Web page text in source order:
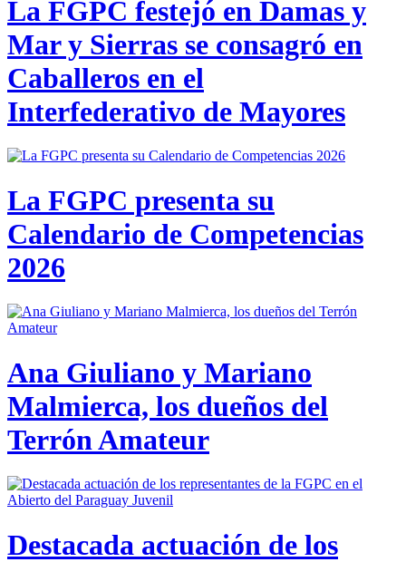
La FGPC festejó en Damas y
Mar y Sierras se consagró en
Caballeros en el
Interfederativo de Mayores
La FGPC presenta su
Calendario de Competencias
2026
Ana Giuliano y Mariano
Malmierca, los dueños del
Terrón Amateur
Destacada actuación de los